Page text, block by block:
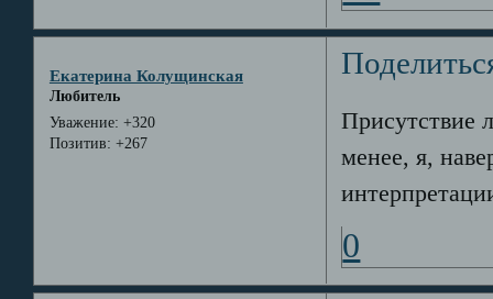
Екатерина Колущинская
Любитель
Уважение: +320
Позитив: +267
Присутствие
менее, я,
0